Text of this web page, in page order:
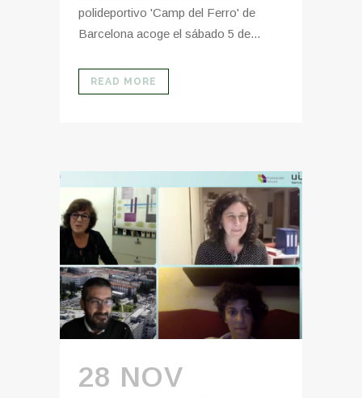
polideportivo 'Camp del Ferro' de
Barcelona acoge el sábado 5 de...
READ MORE
28 NOV